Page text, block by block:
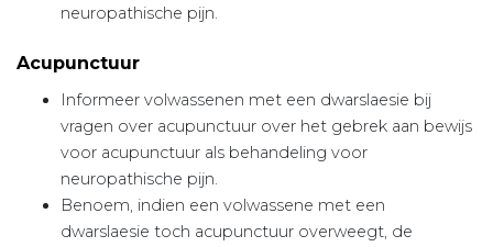
neuropathische pijn.
Acupunctuur
Informeer volwassenen met een dwarslaesie bij
vragen over acupunctuur over het gebrek aan bewijs
voor acupunctuur als behandeling voor
neuropathische pijn.
Benoem, indien een volwassene met een
dwarslaesie toch acupunctuur overweegt, de